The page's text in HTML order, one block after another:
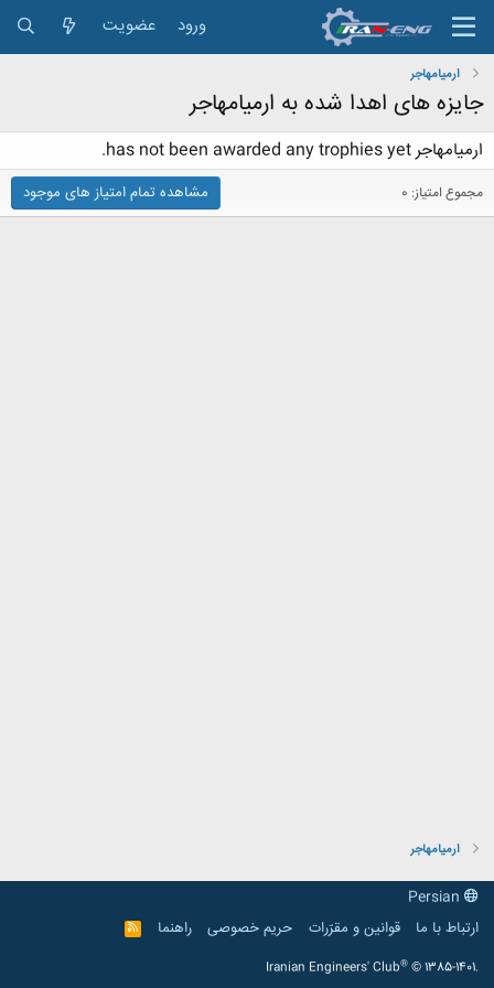
ورود عضویت
ارمیامهاجر
جایزه های اهدا شده به ارمیامهاجر
ارمیامهاجر has not been awarded any trophies yet.
مجموع امتیاز: 0 مشاهده تمام امتیاز های موجود
ارمیامهاجر
ارتباط با ما
قوانین و مقرّرات حریم خصوصی راهنما
R
S
Iranian Engineers' Club® © 1385-1401.